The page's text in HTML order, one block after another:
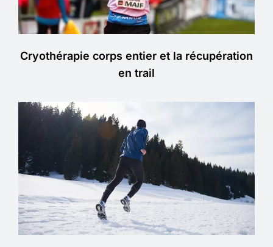
Cryothérapie corps entier et la récupération
en trail